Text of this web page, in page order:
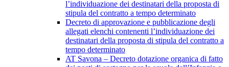
l’individuazione dei destinatari della proposta di
stipula del contratto a tempo determinato
Decreto di approvazione e pubblicazione degli
allegati elenchi contenenti l’individuazione dei
destinatari della proposta di stipula del contratto a
tempo determinato
AT Savona – Decreto dotazione organica di fatto